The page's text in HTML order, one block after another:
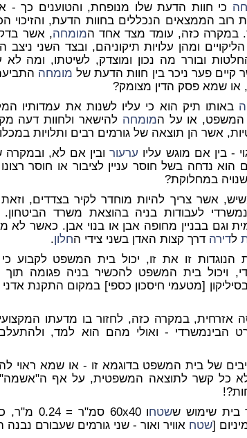
כי חוות הדעת שלו מנופחת, והטוענים כך -
רוב הממצאים הנכללים בחוות הדעת, והזיכוי
במקרה כזה, עומד מצד אחד המומחה, אשר
ומהן עלויות תיקוניהם, ובצד השני
ובורר מה נכון ומוצדק, לשיטתו, ומה
פער ניכר בין חוות הדעת של מומחה
או שמא פסק הדין מצומק?
באותו תיק הוא כי עליו לשנות את עמדותיו
המשפט, או על המומחה להישאר ולחוות דעה
אשר הן תוצאה של גורמים רבים ותלויות
- בין אם מוגש עליו ערעורובין אם לא, ובמקרה
אם הוא נדחה בשל חוסר עניין לציבור או חוסר
במחלוקת?
אשר צריך להיות מוחדר לקיר בצדדים,
לעבודות בניה בהוצאת משרד הביטחון.
וגם בבניין מחופה אבן או בנוי אבן. כאשר
לדירה דרך קצות האדן בשני צידי החלון.
הנוגדות זו את זו, יכול בית המשפט לקבוע
ויכול בית המשפט להכשיר בניה פגומה תוך
[מטעמי חיסכון כספי] במקום התקנת
אזרחית, במקרה כזה, לחזור בו מדעתו
- ואולי מהם הוא למד, ולהתעלם
של בית המשפט בדוגמא זו - או שמא ראוי
כל קשר לתוצאה המשפטית, על אף
בית שימוש ששטחו 60x40 סמ"ר = 0.24 מ"ר, כאשר מודדים את
[שטח אוויר ואור - שני גורמים שעבורם נבנה